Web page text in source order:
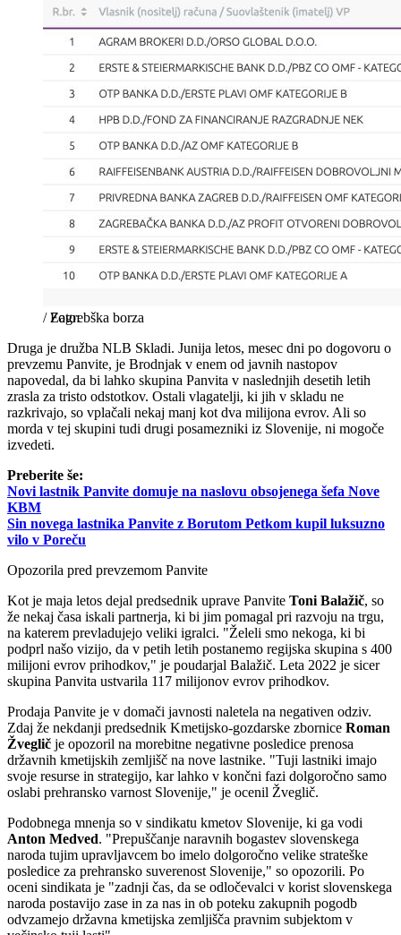
/Zagrebška borza
Druga je družba NLB Skladi. Junija letos, mesec dni po dogovoru o
prevzemu Panvite, je Brodnjak v enem od javnih nastopov
napovedal, da bi lahko skupina Panvita v naslednjih desetih letih
zrasla za tristo odstotkov. Ostali vlagatelji, ki jih v skladu ne
razkrivajo, so vplačali nekaj manj kot dva milijona evrov. Ali so
morda v tej skupini tudi drugi posamezniki iz Slovenije, ni mogoče
izvedeti.
Preberite še:
Novi lastnik Panvite domuje na naslovu obsojenega šefa Nove
KBM
Sin novega lastnika Panvite z Borutom Petkom kupil luksuzno
vilo v Poreču
Opozorila pred prevzemom Panvite
Kot je maja letos dejal predsednik uprave Panvite Toni Balažič, so
že nekaj časa iskali partnerja, ki bi jim pomagal pri razvoju na trgu,
na katerem prevladujejo veliki igralci. "Želeli smo nekoga, ki bi
podprl našo vizijo, da v petih letih postanemo regijska skupina s 400
milijoni evrov prihodkov," je poudarjal Balažič. Leta 2022 je sicer
skupina Panvita ustvarila 117 milijonov evrov prihodkov.
Prodaja Panvite je v domači javnosti naletela na negativen odziv.
Zdaj že nekdanji predsednik Kmetijsko-gozdarske zbornice Roman
Žveglič je opozoril na morebitne negativne posledice prenosa
državnih kmetijskih zemljišč na nove lastnike. "Tuji lastniki imajo
svoje resurse in strategijo, kar lahko v končni fazi dolgoročno samo
oslabi prehransko varnost Slovenije," je ocenil Žveglič.
Podobnega mnenja so v sindikatu kmetov Slovenije, ki ga vodi
Anton Medved. "Prepuščanje naravnih bogastev slovenskega
naroda tujim upravljavcem bo imelo dolgoročno velike strateške
posledice za prehransko suverenost Slovenije," so opozorili. Po
oceni sindikata je "zadnji čas, da se odločevalci v korist slovenskega
naroda postavijo zase in za nas in ob poteku zakupnih pogodb
odvzamejo državna kmetijska zemljišča pravnim subjektom v